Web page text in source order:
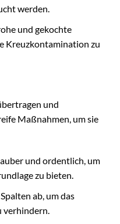
werden.
und gekochte
Kreuzkontamination zu
und
Maßnahmen, um sie
und ordentlich, um
zu bieten.
ab, um das
verhindern.